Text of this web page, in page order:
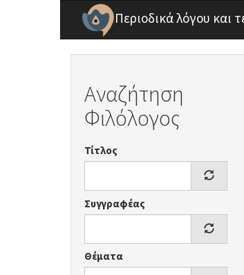
Παράκαμψη προς το κυρίως περιεχόμενο
Περιοδικά λόγου και
Αναζήτηση
Φιλόλογος
Τίτλος
Συγγραφέας
Θέματα